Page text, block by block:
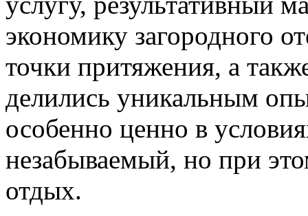
экономику загородного
точки притяжения, а
делились уникальным
особенно ценно в
незабываемый, но при
отдых.